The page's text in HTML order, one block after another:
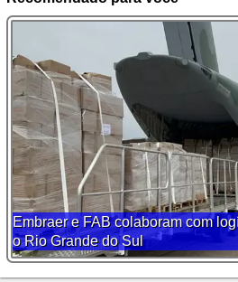
Embraer e FAB colaboram com
o Rio Grande do Sul